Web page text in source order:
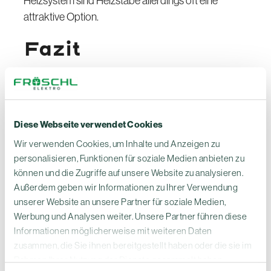
Diese Webseite verwendet Cookies
Wir verwenden Cookies, um Inhalte und Anzeigen zu
personalisieren, Funktionen für soziale Medien anbieten zu
können und die Zugriffe auf unsere Website zu analysieren.
Außerdem geben wir Informationen zu Ihrer Verwendung
unserer Website an unsere Partner für soziale Medien,
Werbung und Analysen weiter. Unsere Partner führen diese
Informationen möglicherweise mit weiteren Daten
zusammen, die Sie ihnen bereitgestellt haben oder die sie im
Rahmen Ihrer Nutzung der Dienste gesammelt haben.
attraktive Option.
Fazit
Heizstäbe sind, wie Wallboxen und Wärmepumpen,
eine attraktive und günstige Möglichkeit, den
erhöhen. Deren Sinnhaftigkeit hängt dabei stark
vom Heizungssystem, vom Heizbedarf, von der
Anlagengröße und von den individuellen
Bedürfnissen des Hausbesitzers ab. Bei Fröschl
Elektro GmbH beraten wir Sie gerne zu Heizstäben
in Verbindung mit einer Photovoltaikanlage.
Wenn Sie Interesse an einer PV-Anlage mit
Speicher haben, wenden Sie sich an die Fröschl
Elektro GmbH. Wir helfen Ihnen gerne bei der